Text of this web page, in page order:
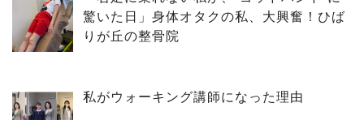
驚いた日」身体オタクの私、大興奮！ひば
りが丘の整骨院
私がウォーキング講師になった理由